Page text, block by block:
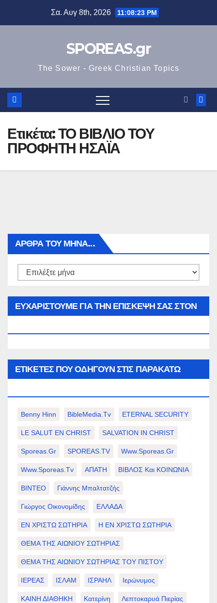
Σα. Αυγ 8th, 2026 11:08:23 PM
SPOREAS.gr
The Sower - Greek Christian Topics
Ετικέτα:ΤΟ ΒΙΒΛΙΟ ΤΟΥ
ΠΡΟΦΗΤΗ ΗΣΑΪΑ
ΑΡΘΡΑ ΤΟΥ ΜΉΝΑ…
Αρθρα
ΕΥΧΑΡΙΣΤΟΥΜΕ ΓΙΑ ΤΗΝ ΕΠΙΣΚΕΨΗ ΣΑΣ ΣΤΟΝ
ΕΤΙΚΈΤΕΣ ΠΟΥ ΟΔΗΓΟΎΝ ΣΤΙΣ ΠΑΡΑΚΆΤΩ
Benny Hinn BibleMedia.tv ETERNAL SECURITY
LE SALUT EN CHRIST SALVATION IN CHRIST
Sporeas.gr SPOREAS.TV Www.sporeas.gr
Www.sporeas.tv ΑΠΑΤΗ ΒΙΒΛΟΣ Και ΚΟΙΝΩΝΙΑ
ΒΙΝΤΕΟ Γιάννης Μπαλτατζής
Γιώργος Οικονομίδης ΕΛΛΑΔΑ
ΕΝ ΧΡΙΣΤΩ ΣΩΤΗΡΙΑ Η ΕΝ ΧΡΙΣΤΩ ΣΩΤΗΡΙΑ
ΘΕΜΑ ΤΗΣ ΑΙΩΝΙΟΥ ΣΩΤΗΡΙΑΣ
ΘΕΜΑ ΤΗΣ ΑΙΩΝΙΟΥ ΣΩΤΗΡΙΑΣ ΤΟΥ ΠΙΣΤΟΥ
ΙΕΡΕΑΣ ΙΣΛΑΜ ΙΣΡΑΗΛ Ιερώνυμος
ΚΑΙΝΗ ΔΙΑΘΗΚΗ Κατερίνη Λεπτοκαρυά Πιερίας